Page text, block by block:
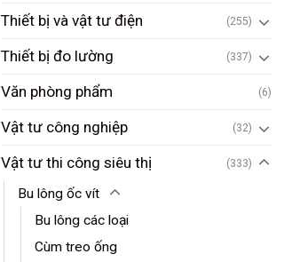
Thiết bị và vật tư điện (255)
Thiết bị đo lường (337)
Văn phòng phẩm (6)
Vật tư công nghiệp (32)
Vật tư thi công siêu thị (333)
Bu lông ốc vít
Bu lông các loại
Cùm treo ống